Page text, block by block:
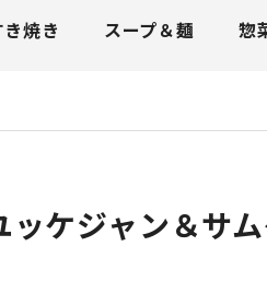
焼き スープ＆麺 惣
ケジャン＆サ